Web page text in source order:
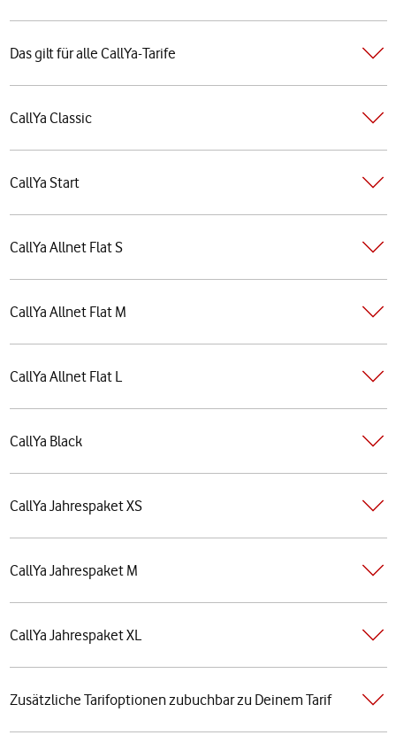
Das gilt für alle CallYa-Tarife
CallYa Classic
CallYa Start
CallYa Allnet Flat S
CallYa Allnet Flat M
CallYa Allnet Flat L
CallYa Black
CallYa Jahrespaket XS
CallYa Jahrespaket M
CallYa Jahrespaket XL
Zusätzliche Tarifoptionen zubuchbar zu Deinem Tarif